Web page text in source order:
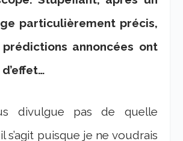
particulièrement précis,
annoncées ont
divulgue pas de quelle
s’agit puisque je ne voudrais